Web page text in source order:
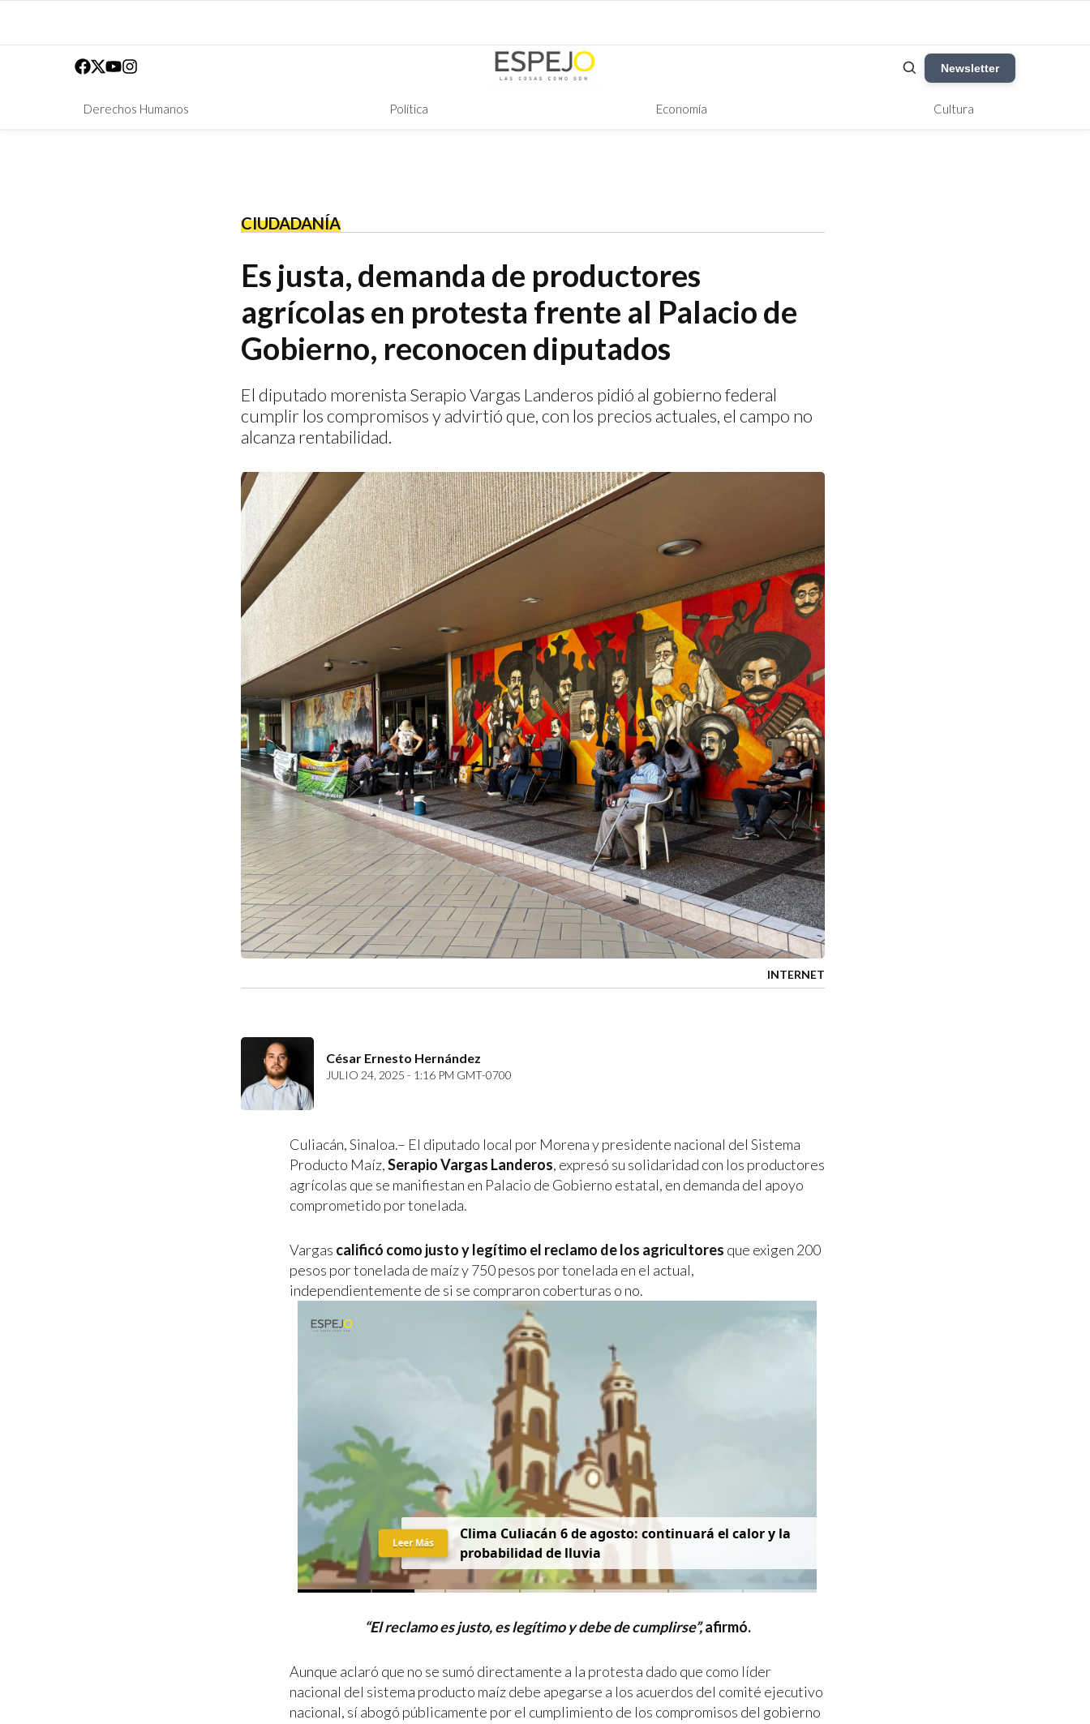
Newsletter
Derechos Humanos Política Economía Cultura
CIUDADANÍA
Es justa, demanda de productores
agrícolas en protesta frente al Palacio de
Gobierno, reconocen diputados
El diputado morenista Serapio Vargas Landeros pidió al gobierno federal
cumplir los compromisos y advirtió que, con los precios actuales, el campo no
alcanza rentabilidad.
INTERNET
César Ernesto Hernández
JULIO 24, 2025 - 1:16 PM GMT-0700
Culiacán, Sinaloa.– El diputado local por Morena y presidente nacional del Sistema
Producto Maíz,Serapio Vargas Landeros, expresó su solidaridad con los productores
agrícolas que se manifiestan en Palacio de Gobierno estatal, en demanda del apoyo
comprometido por tonelada.
Vargas calificó como justo y legítimo el reclamo de los agricultores que exigen 200
pesos por tonelada de maíz y 750 pesos por tonelada en el actual,
independientemente de si se compraron coberturas o no.
Clima Culiacán 6 de agosto: continuará el calor y la
probabilidad de lluvia
Leer Más
“El reclamo es justo, es legítimo y debe de cumplirse”,afirmó.
Aunque aclaró que no se sumó directamente a la protesta dado que como líder
nacional del sistema producto maíz debe apegarse a los acuerdos del comité ejecutivo
nacional, sí abogó públicamente por el cumplimiento de los compromisos del gobierno